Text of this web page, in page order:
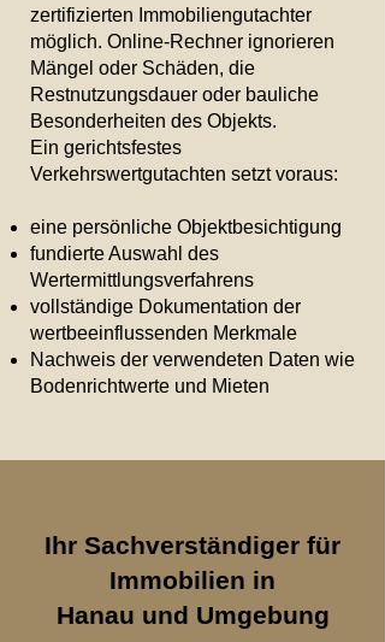
zertifizierten Immobiliengutachter
möglich. Online-Rechner ignorieren
Mängel oder Schäden, die
Restnutzungsdauer oder bauliche
Besonderheiten des Objekts.
Ein gerichtsfestes
Verkehrswertgutachten setzt voraus:
eine persönliche Objektbesichtigung
fundierte Auswahl des
Wertermittlungsverfahrens
vollständige Dokumentation der
wertbeeinflussenden Merkmale
Nachweis der verwendeten Daten wie
Bodenrichtwerte und Mieten
​Ihr Sachverständiger für
Immobilien in
Hanau und Umgebung